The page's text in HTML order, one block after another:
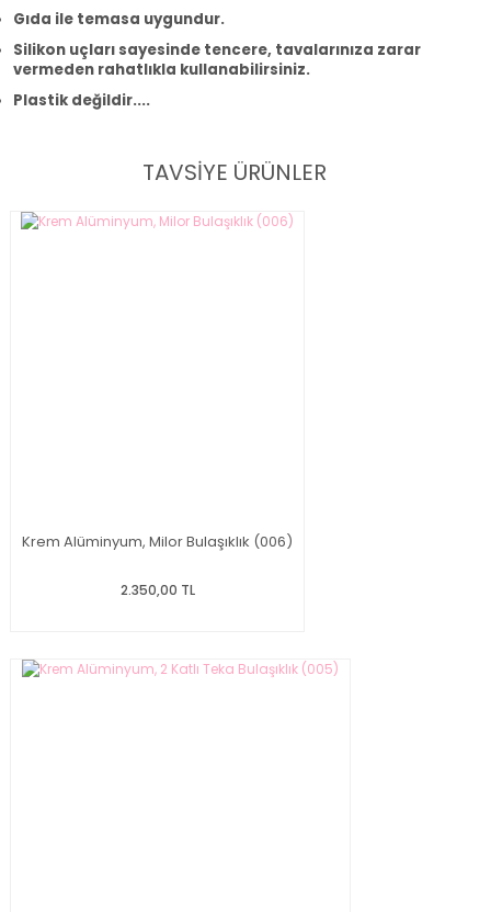
Gıda ile temasa uygundur.
Silikon uçları sayesinde tencere, tavalarınıza zarar
vermeden rahatlıkla kullanabilirsiniz.
Plastik değildir....
TAVSİYE ÜRÜNLER
Krem Alüminyum, Milor Bulaşıklık (006)
2.350,00 TL